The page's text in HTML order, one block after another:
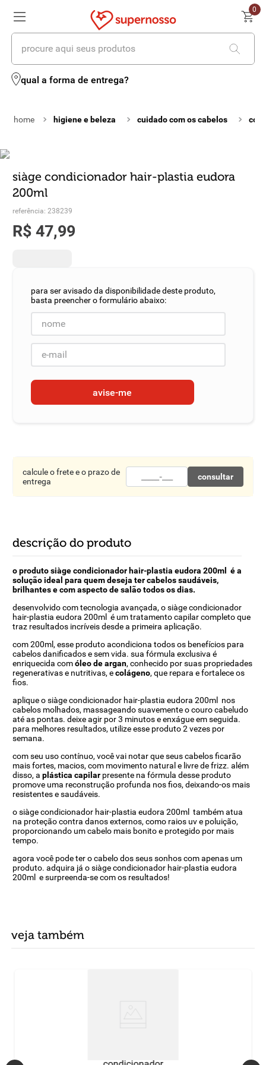
0
procure aqui seus produtos
qual a forma de entrega?
higiene e beleza cuidado com os cabelos
siàge condicionador hair-plastia eudora
200ml
referência: 238239
R$ 47,99
avise-me
calcule o frete e o prazo de
entrega
consultar
descrição do produto
o produto siàge condicionador hair-plastia eudora 200ml é a
solução ideal para quem deseja ter cabelos saudáveis,
brilhantes e com aspecto de salão todos os dias.
desenvolvido com tecnologia avançada, o siàge condicionador
hair-plastia eudora 200ml é um tratamento capilar completo que
traz resultados incríveis desde a primeira aplicação.
com 200ml, esse produto acondiciona todos os benefícios para
cabelos danificados e sem vida. sua fórmula exclusiva é
enriquecida comóleo de argan, conhecido por suas propriedades
regenerativas e nutritivas, ecolágeno, que repara e fortalece os
fios.
aplique o siàge condicionador hair-plastia eudora 200ml nos
cabelos molhados, massageando suavemente o couro cabeludo
até as pontas. deixe agir por 3 minutos e enxágue em seguida.
para melhores resultados, utilize esse produto 2 vezes por
semana.
com seu uso contínuo, você vai notar que seus cabelos ficarão
mais fortes, macios, com movimento natural e livre de frizz. além
disso, a plástica capilarpresente na fórmula desse produto
promove uma reconstrução profunda nos fios, deixando-os mais
resistentes e saudáveis.
o siàge condicionador hair-plastia eudora 200ml também atua
na proteção contra danos externos, como raios uv e poluição,
proporcionando um cabelo mais bonito e protegido por mais
tempo.
agora você pode ter o cabelo dos seus sonhos com apenas um
produto. adquira já o siàge condicionador hair-plastia eudora
200ml e surpreenda-se com os resultados!
veja também
termos mais buscados
2º leite
4º iogurte
5º vinhos
6 biscoito
º macarrão
chocolate